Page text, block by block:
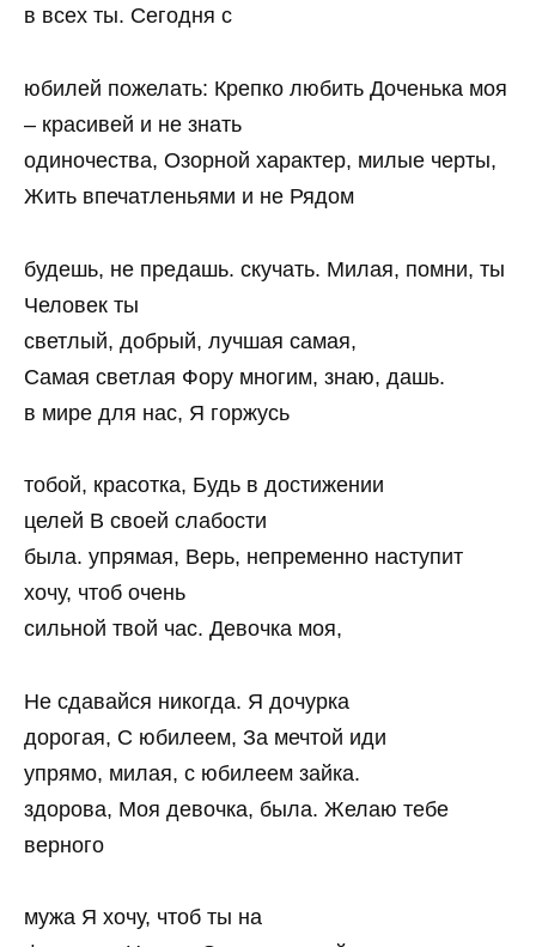
в всех ты. Сегодня с
юбилей пожелать: Крепко любить Доченька моя
– красивей и не знать
одиночества, Озорной характер, милые черты,
Жить впечатленьями и не Рядом
будешь, не предашь. скучать. Милая, помни, ты
Человек ты
светлый, добрый, лучшая самая,
Самая светлая Фору многим, знаю, дашь.
в мире для нас, Я горжусь
тобой, красотка, Будь в достижении
целей В своей слабости
была. упрямая, Верь, непременно наступит
хочу, чтоб очень
сильной твой час. Девочка моя,
Не сдавайся никогда. Я дочурка
дорогая, С юбилеем, За мечтой иди
упрямо, милая, с юбилеем зайка.
здорова, Моя девочка, была. Желаю тебе
верного
мужа Я хочу, чтоб ты на